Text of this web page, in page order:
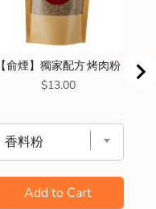
【俞煙】獨家配方 烤肉粉
Price
$13.00
Add to Cart